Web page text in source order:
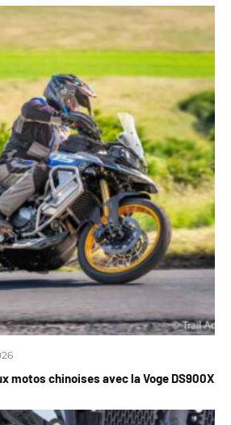
motos chinoises avec la Voge DS900X